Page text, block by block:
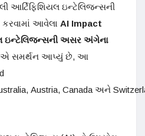
આર્ટિફિશિયલ ઇન્ટેલિજન્સની
કરવામાં આવેલા AI Impact
ઇન્ટેલિજન્સની અસર અંગેના
સમર્થન આપ્યું છે, આ
Austria, Canada અને